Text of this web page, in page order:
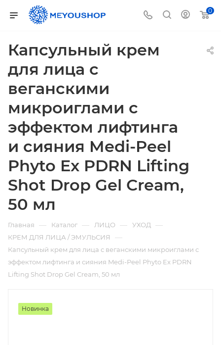
0
Капсульный крем
для лица с
веганскими
микроиглами с
эффектом лифтинга
и сияния Medi-Peel
Phyto Ex PDRN Lifting
Shot Drop Gel Cream,
50 мл
Главная — Каталог — ЛИЦО — УХОД —
КРЕМ ДЛЯ ЛИЦА / ЭМУЛЬСИЯ —
Капсульный крем для лица с веганскими микроиглами с
эффектом лифтинга и сияния Medi-Peel Phyto Ex PDRN
Lifting Shot Drop Gel Cream, 50 мл
Новинка